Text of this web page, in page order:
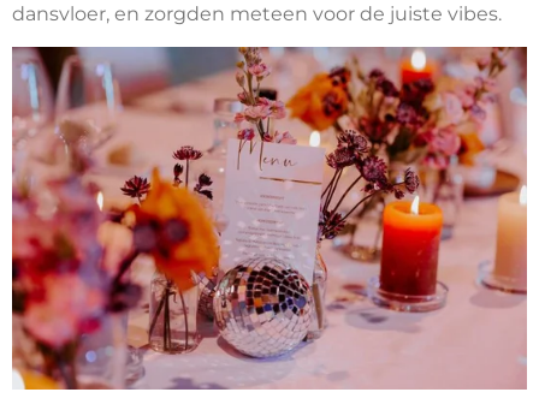
dansvloer, en zorgden meteen voor de juiste vibes.